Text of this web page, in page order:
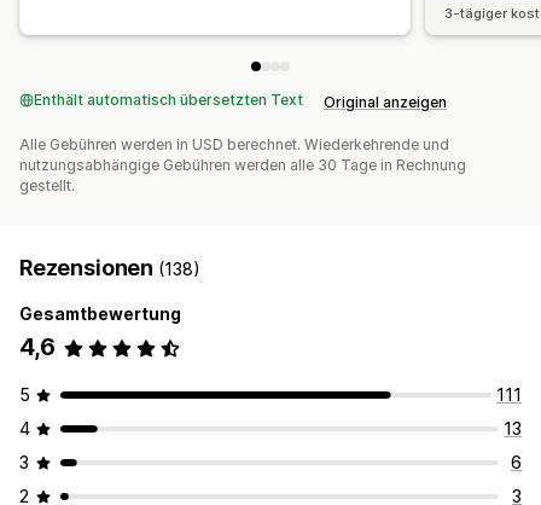
3-tägiger
Enthält automatisch übersetzten Text Original anzeigen
Alle Gebühren werden in USD berechnet. Wiederkehrende und
nutzungsabhängige Gebühren werden alle 30 Tage in Rechnung
gestellt.
Rezensionen (138)
Gesamtbewertung
4,6
5
111
4
13
3
6
2
3